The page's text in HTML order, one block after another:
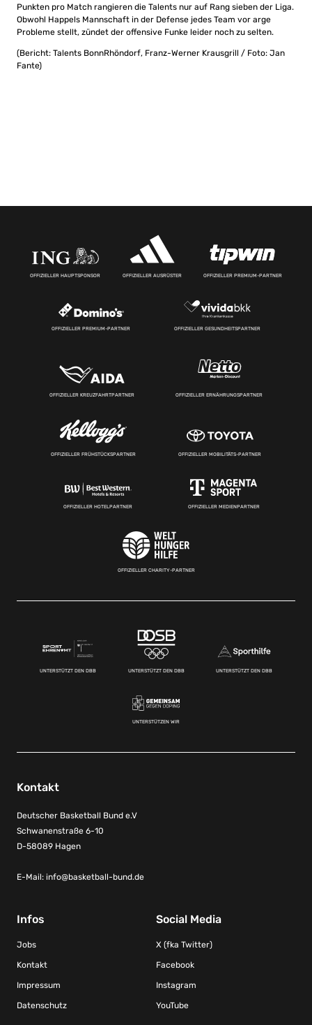
Punkten pro Match rangieren die Talents nur auf Rang sieben der Liga.
Obwohl Happels Mannschaft in der Defense jedes Team vor arge
Probleme stellt, zündet der offensive Funke leider noch zu selten.
(Bericht: Talents BonnRhöndorf, Franz-Werner Krausgrill / Foto: Jan
Fante)
OFFIZIELLER HAUPTSPONSOR OFFIZIELLER AUSRÜSTER OFFIZIELLER PREMIUM-PARTNER
OFFIZIELLER PREMIUM-PARTNER OFFIZIELLER GESUNDHEITSPARTNER
OFFIZIELLER KREUZFAHRTPARTNER OFFIZIELLER ERNÄHRUNGSPARTNER
OFFIZIELLER FRÜHSTÜCKSPARTNER OFFIZIELLER MOBILITÄTS-PARTNER
OFFIZIELLER HOTELPARTNER OFFIZIELLER MEDIENPARTNER
OFFIZIELLER CHARITY-PARTNER
UNTERSTÜTZT DEN DBB UNTERSTÜTZT DEN DBB UNTERSTÜTZT DEN DBB
UNTERSTÜTZEN WIR
Kontakt
Deutscher Basketball Bund e.V
Schwanenstraße 6-10
D-58089 Hagen
E-Mail: info@basketball-bund.de
Infos
Jobs
Kontakt
Impressum
Datenschutz
Social Media
X (fka Twitter)
Facebook
Instagram
YouTube